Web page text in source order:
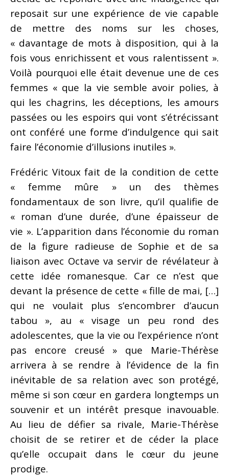
reposait sur une expérience de vie capable
de mettre des noms sur les choses,
« davantage de mots à disposition, qui à la
fois vous enrichissent et vous ralentissent ».
Voilà pourquoi elle était devenue une de ces
femmes « que la vie semble avoir polies, à
qui les chagrins, les déceptions, les amours
passées ou les espoirs qui vont s’étrécissant
ont conféré une forme d’indulgence qui sait
faire l’économie d’illusions inutiles ».
Frédéric Vitoux fait de la condition de cette
« femme mûre » un des thèmes
fondamentaux de son livre, qu’il qualifie de
« roman d’une durée, d’une épaisseur de
vie ». L’apparition dans l’économie du roman
de la figure radieuse de Sophie et de sa
liaison avec Octave va servir de révélateur à
cette idée romanesque. Car ce n’est que
devant la présence de cette « fille de mai, […]
qui ne voulait plus s’encombrer d’aucun
tabou », au « visage un peu rond des
adolescentes, que la vie ou l’expérience n’ont
pas encore creusé » que Marie-Thérèse
arrivera à se rendre à l’évidence de la fin
inévitable de sa relation avec son protégé,
même si son cœur en gardera longtemps un
souvenir et un intérêt presque inavouable.
Au lieu de défier sa rivale, Marie-Thérèse
choisit de se retirer et de céder la place
qu’elle occupait dans le cœur du jeune
prodige.